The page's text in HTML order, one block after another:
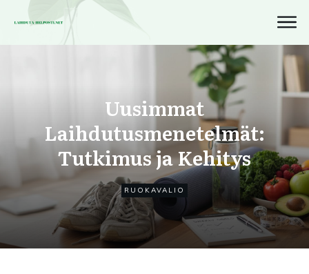
Uusimmat
Laihdutusmenetelmät:
Tutkimus ja Kehitys
RUOKAVALIO